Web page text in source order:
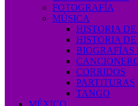
FOTOGRAFÍA
MÚSICA
HISTORIA
HISTORIA
BIOGRAFÍAS
CORRIDOS
PARTITURAS
TANGO
MÉXICO